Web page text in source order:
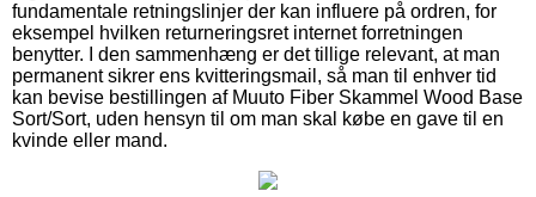
fundamentale retningslinjer der kan influere på ordren, for
eksempel hvilken returneringsret internet forretningen
benytter. I den sammenhæng er det tillige relevant, at man
permanent sikrer ens kvitteringsmail, så man til enhver tid
kan bevise bestillingen af Muuto Fiber Skammel Wood Base
Sort/Sort, uden hensyn til om man skal købe en gave til en
kvinde eller mand.